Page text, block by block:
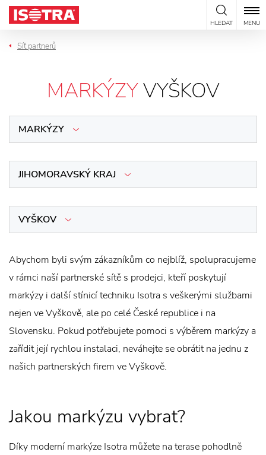
Přeskočit na obsah
HLEDAT MENU
Síť partnerů
MARKÝZYVYŠKOV
MARKÝZY
JIHOMORAVSKÝ KRAJ
VYŠKOV
Abychom byli svým zákazníkům co nejblíž, spolupracujeme
v rámci naší partnerské sítě s prodejci, kteří poskytují
markýzy i další stínicí techniku Isotra s veškerými službami
nejen ve Vyškově, ale po celé České republice i na
Slovensku. Pokud potřebujete pomoci s výběrem markýzy a
zařídit její rychlou instalaci, neváhejte se obrátit na jednu z
našich partnerských firem ve Vyškově.
Jakou markýzu vybrat?
Díky moderní markýze Isotra můžete na terase pohodlně